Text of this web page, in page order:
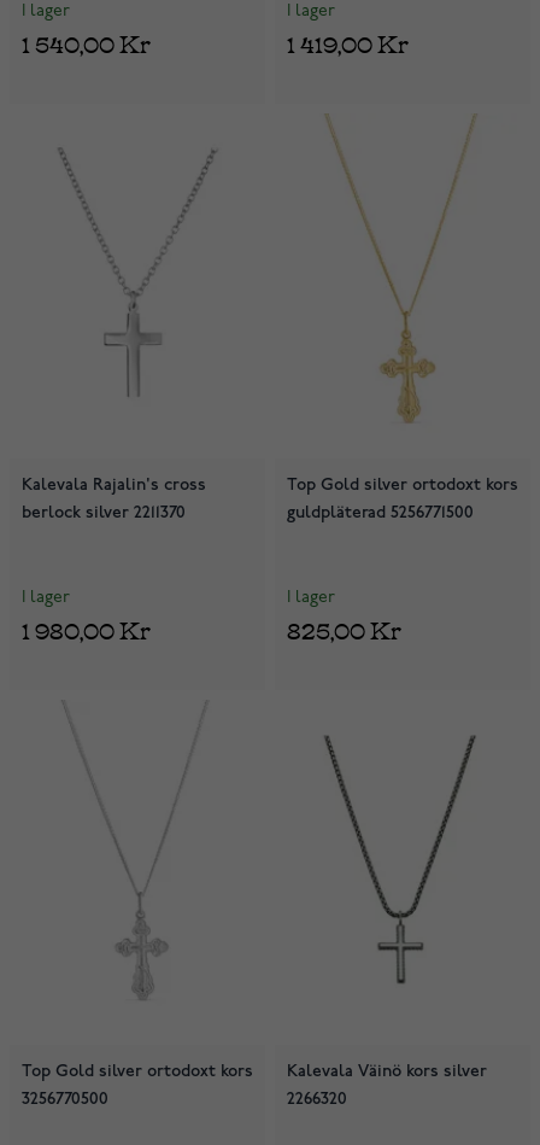
I lager
1 540,00 Kr
I lager
1 419,00 Kr
Kalevala Rajalin's cross
berlock silver 2211370
I lager
1 980,00 Kr
Top Gold silver ortodoxt kors
guldpläterad 5256771500
I lager
825,00 Kr
Top Gold silver ortodoxt kors
3256770500
Kalevala Väinö kors silver
2266320